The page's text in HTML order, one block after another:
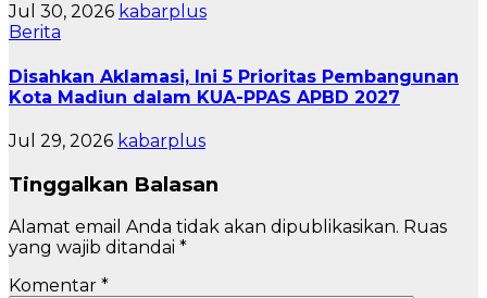
Jul 30, 2026 kabarplus
Berita
Disahkan Aklamasi, Ini 5 Prioritas Pembangunan
Kota Madiun dalam KUA-PPAS APBD 2027
Jul 29, 2026 kabarplus
Tinggalkan Balasan
Alamat email Anda tidak akan dipublikasikan. Ruas
yang wajib ditandai *
Komentar *